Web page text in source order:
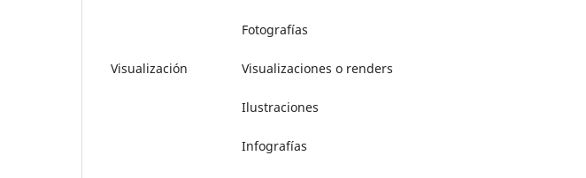
Visualización
Fotografías
Visualizaciones o renders
Ilustraciones
Infografías